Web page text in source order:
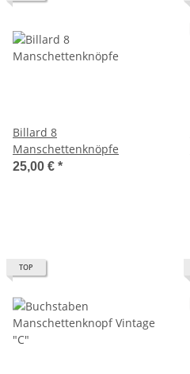
Billard 8
Manschettenknöpfe
25,00 € *
TOP